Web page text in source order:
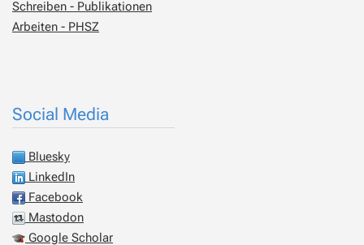
Schreiben - Publikationen
Arbeiten - PHSZ
Social Media
Bluesky
LinkedIn
Facebook
Mastodon
Google Scholar